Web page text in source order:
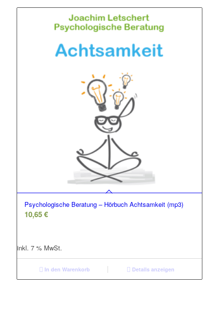
Psychologische Beratung – Hörbuch Achtsamkeit (mp3)
10,65€
inkl. 7 % MwSt.
In den Warenkorb Details anzeigen